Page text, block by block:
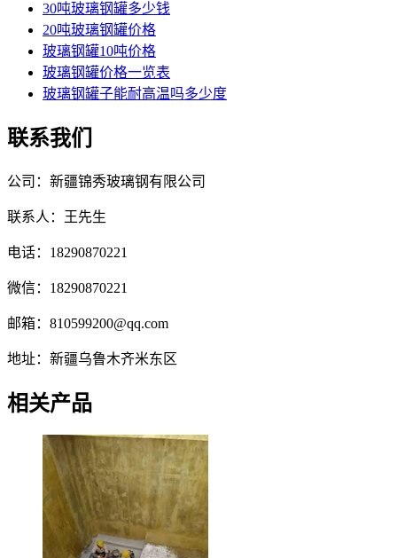
30吨玻璃钢罐多少钱
20吨玻璃钢罐价格
玻璃钢罐10吨价格
玻璃钢罐价格一览表
玻璃钢罐子能耐高温吗多少度
联系我们
公司：新疆锦秀玻璃钢有限公司
联系人：王先生
电话：18290870221
微信：18290870221
邮箱：810599200@qq.com
地址：新疆乌鲁木齐米东区
相关产品